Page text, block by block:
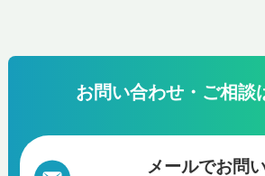
お問い合わせ・ご相談
メールでお問